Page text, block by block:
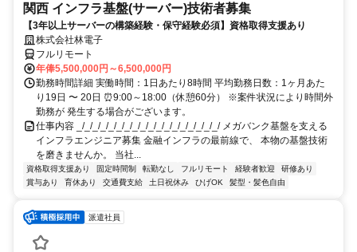
関西 インフラ基盤(サーバー)技術者募集
【3年以上サーバーの構築経験・保守経験必須】資格取得支援あり
株式会社林電子
フルリモート
年俸5,500,000円～6,500,000円
勤務時間詳細 実働時間：1日あたり8時間 平均勤務日数：1ヶ月あた
り19日 〜 20日 ⏰9:00～18:00（休憩60分） ※案件状況により時間外
勤務が 発生する場合がございます。
仕事内容 _/_/_/_/_/_/_/_/_/_/_/_/_/_/_/_/_/_/ メガバンク基盤を支える
インフラエンジニア募集 金融インフラの最前線で、 本物の基盤技術
を磨きませんか。 当社...
資格取得支援あり 固定時間制 転勤なし フルリモート 経験者歓迎
研修あり
賞与あり
育休あり 交通費支給 土日祝休み ひげOK 髪型・髪色自由
派遣社員